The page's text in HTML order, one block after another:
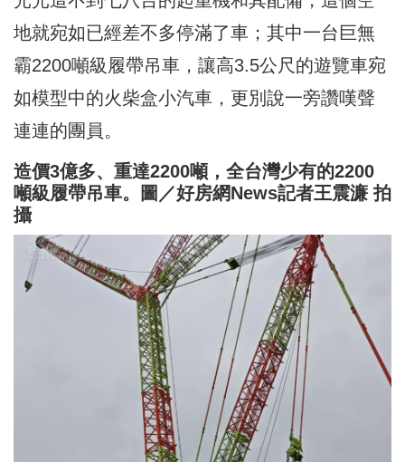
地就宛如已經差不多停滿了車；其中一台巨無
霸2200噸級履帶吊車，讓高3.5公尺的遊覽車宛
如模型中的火柴盒小汽車，更別說一旁讚嘆聲
連連的團員。
造價3億多、重達2200噸，全台灣少有的2200
噸級履帶吊車。圖／好房網News記者王震濂 拍
攝